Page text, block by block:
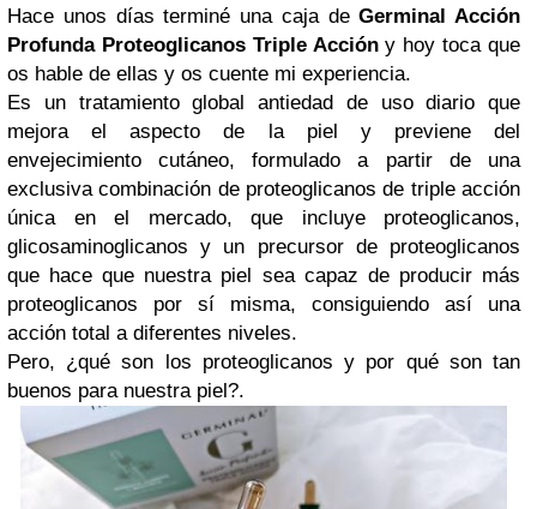
Hace unos días terminé una caja deGerminal Acción
Profunda Proteoglicanos Triple Accióny hoy toca que
os hable de ellas y os cuente mi experiencia.
Es un tratamiento global antiedad de uso diario que
mejora el aspecto de la piel y previene del
envejecimiento cutáneo, formulado a partir de una
exclusiva combinación de proteoglicanos de triple acción
única en el mercado, que incluye proteoglicanos,
glicosaminoglicanos y un precursor de proteoglicanos
que hace que nuestra piel sea capaz de producir más
proteoglicanos por sí misma, consiguiendo así una
acción total a diferentes niveles.
Pero, ¿qué son los proteoglicanos y por qué son tan
buenos para nuestra piel?.